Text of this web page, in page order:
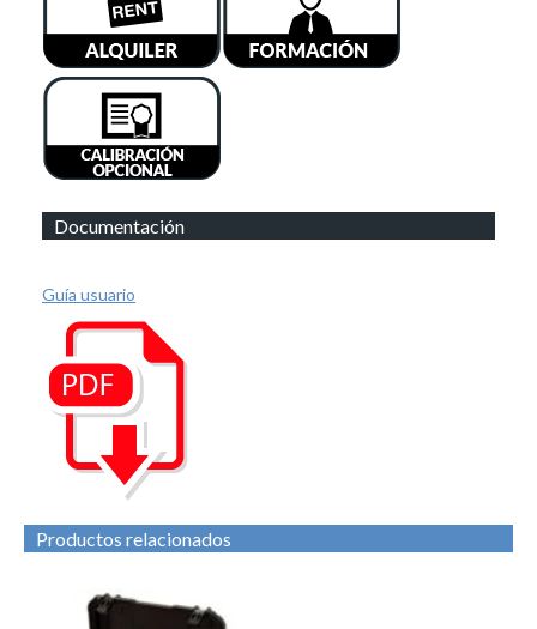
Documentación
Guía usuario
Productos relacionados